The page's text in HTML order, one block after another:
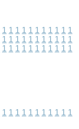
1 1 1 1 1 1 1 1 1 1 1
1 1 1 1 1 1 1 1 1 1 1
1 1 1 1 1 1 1 1 1 1 1
1 1 1 1 1 1 1 1 1 1 1